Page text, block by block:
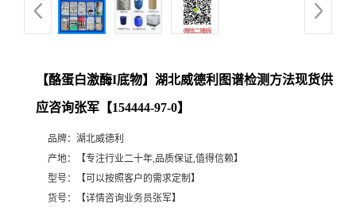
【酪蛋白激酶I底物】湖北威德利图谱检测方法现货供
应咨询张军【154444-97-0】
品牌： 湖北威德利
产地：
【专注行业二十年,品质保证,值得信赖】
型号：
【可以按照客户的需求定制】
货号：
【详情咨询业务员张军】